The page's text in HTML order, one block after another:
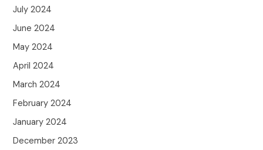
July 2024
June 2024
May 2024
April 2024
March 2024
February 2024
January 2024
December 2023